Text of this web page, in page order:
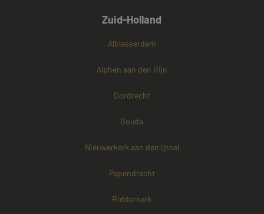
Zuid-Holland
Alblasserdam
Alphen aan den Rijn
Dordrecht
Gouda
Nieuwerkerk aan den Ijssel
Papendrecht
Ridderkerk